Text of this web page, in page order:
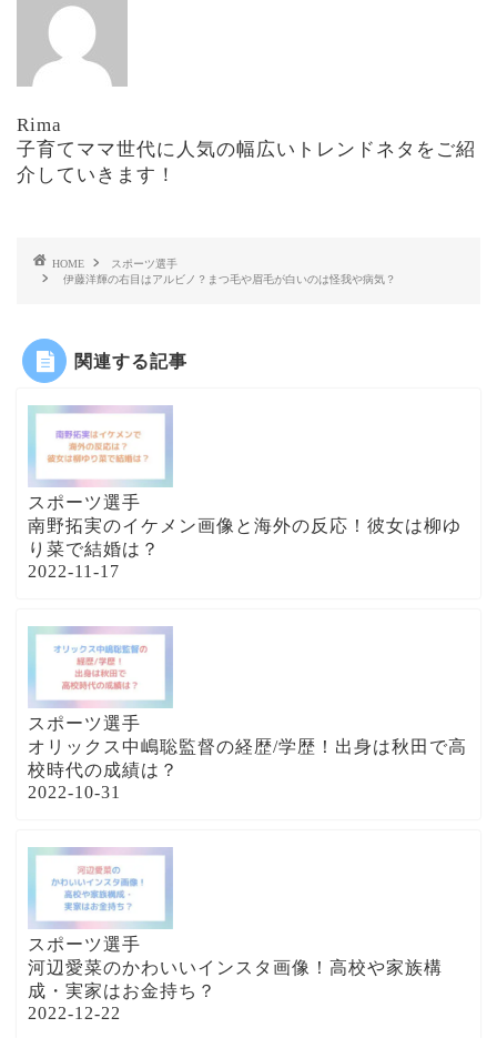
Rima
子育てママ世代に人気の幅広いトレンドネタをご紹
介していきます！
HOME
スポーツ選手
伊藤洋輝の右目はアルビノ？まつ毛や眉毛が白いのは怪我や病気？
関連する記事
スポーツ選手
南野拓実のイケメン画像と海外の反応！彼女は柳ゆ
り菜で結婚は？
2022-11-17
スポーツ選手
オリックス中嶋聡監督の経歴/学歴！出身は秋田で高
校時代の成績は？
2022-10-31
スポーツ選手
河辺愛菜のかわいいインスタ画像！高校や家族構
成・実家はお金持ち？
2022-12-22